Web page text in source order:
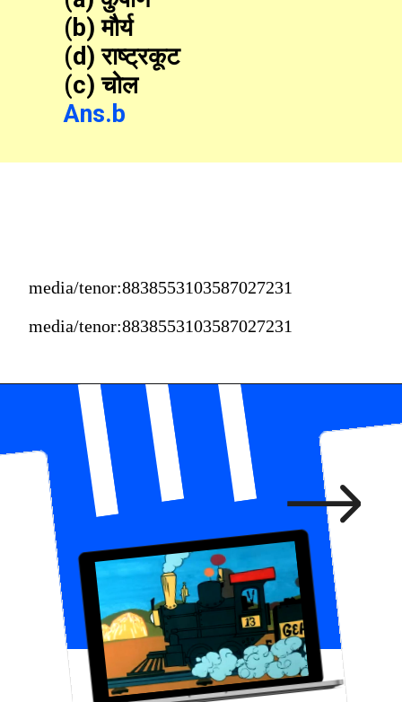
(b) मौर्य
(d) राष्ट्रकूट
(c) चोल
Ans.b
media/tenor:8838553103587027231
media/tenor:8838553103587027231